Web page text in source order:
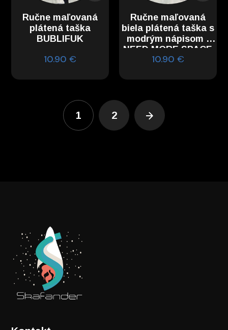
Ručne maľovaná
plátená taška
BUBLIFUK
10.90€
Ručne maľovaná
biela plátená taška s
modrým nápisom I
NEED MORE SPACE
10.90 €
1 2